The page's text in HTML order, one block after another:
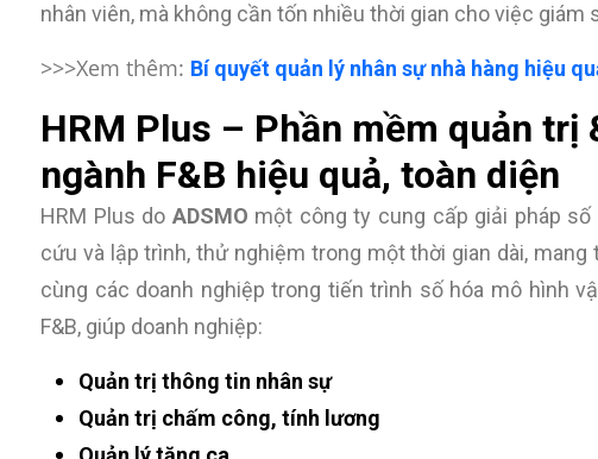
nhân viên, mà không cần tốn nhiều thời gian cho việc giám
>>>Xem thêm: Bí quyết quản lý nhân sự nhà hàng hiệu
HRM Plus – Phần mềm quản trị
ngành F&B hiệu quả, toàn diện
HRM Plus do ADSMO một công ty cung cấp giải pháp
cứu và lập trình, thử nghiệm trong một thời gian dài,
cùng các doanh nghiệp trong tiến trình số hóa mô hình
F&B, giúp doanh nghiệp:
Quản trị thông tin nhân sự
Quản trị chấm công, tính lương